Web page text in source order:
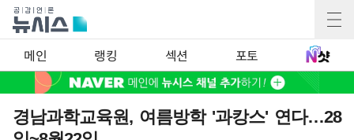
메인 랭킹 섹션 포토
경남과학교육원, 여름방학 '과캉스' 연다…28